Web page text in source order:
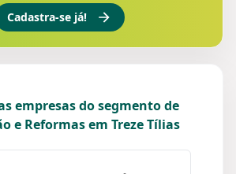
Cadastra-se já!
empresas do segmento de
e Reformas em Treze Tílias